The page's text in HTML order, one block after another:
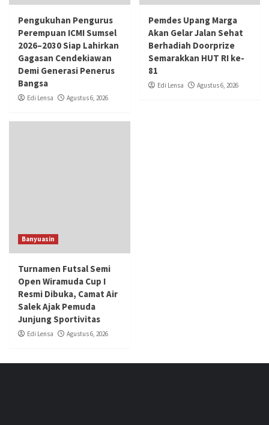
Pengukuhan Pengurus
Perempuan ICMI Sumsel
2026–2030 Siap Lahirkan
Gagasan Cendekiawan
Demi Generasi Penerus
Bangsa
Edi Lensa Agustus 6, 2026
Pemdes Upang Marga
Akan Gelar Jalan Sehat
Berhadiah Doorprize
Semarakkan HUT RI ke-
81
Edi Lensa Agustus 6, 2026
Banyuasin
Turnamen Futsal Semi
Open Wiramuda Cup I
Resmi Dibuka, Camat Air
Salek Ajak Pemuda
Junjung Sportivitas
Edi Lensa Agustus 6, 2026